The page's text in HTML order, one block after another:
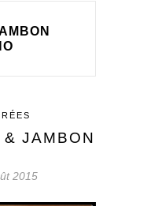
JAMBON
2015